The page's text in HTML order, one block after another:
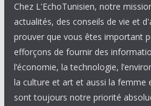
Chez L'EchoTunisien, notre
actualités, des conseils de vie et
prouver que vous êtes important
efforçons de fournir des
l’économie, la technologie,
la culture et art et aussi la femme
sont toujours notre priorité